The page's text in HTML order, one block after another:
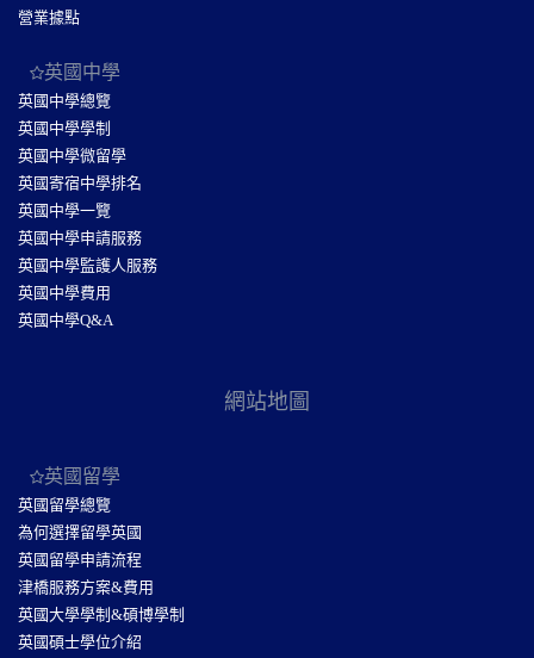
營業據點
英國中學
英國中學總覽
英國中學學制
英國中學微留學
英國寄宿中學排名
英國中學一覽
英國中學申請服務
英國中學監護人服務
英國中學費用
英國中學Q&A
網站地圖
英國留學
英國留學總覽
為何選擇留學英國
英國留學申請流程
津橋服務方案&費用
英國大學學制&碩博學制
英國碩士學位介紹